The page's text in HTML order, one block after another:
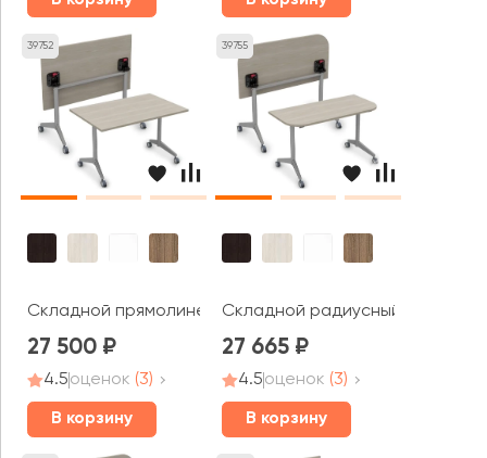
39752
Складной прямолинейный стол СИМПЛ / SIMPLE
27 500
4.5оценок (3)
В корзину
39755
Складной радиусный стол
27 665
4.5оценок (3)
В корзину